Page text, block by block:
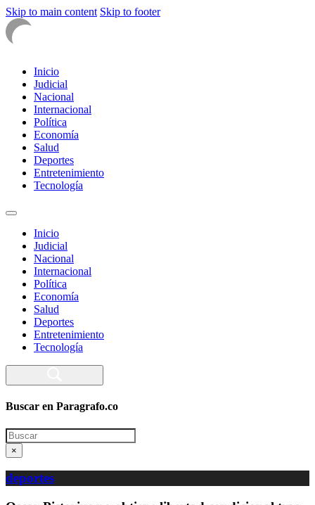
Skip to main content Skip to footer
Inicio
Judicial
Nacional
Internacional
Política
Economía
Salud
Deportes
Entretenimiento
Tecnología
Inicio
Judicial
Nacional
Internacional
Política
Economía
Salud
Deportes
Entretenimiento
Tecnología
Buscar en Paragrafo.co
Search
×
deportes